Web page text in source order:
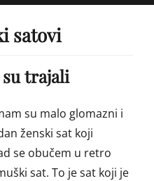
satovi
trajali
su malo glomazni i
ženski sat koji
se obučem u retro
sat. To je sat koji je